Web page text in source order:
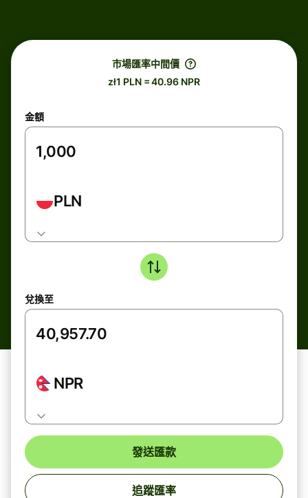
市場匯率中間價
zł1 PLN = 40.96 NPR
金額
PLN
兌換至
NPR
發送匯款
追蹤匯率